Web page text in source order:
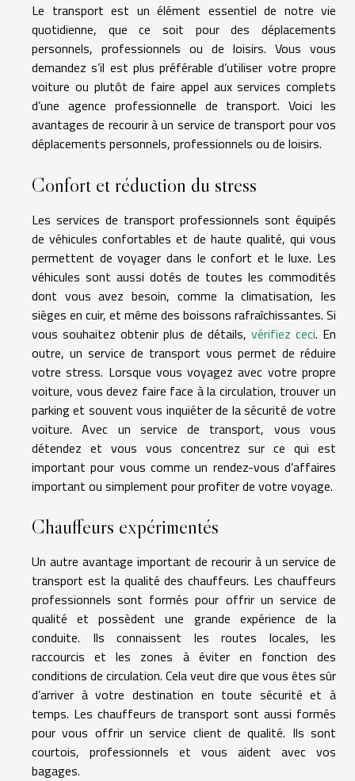
Le transport est un élément essentiel de notre vie
quotidienne, que ce soit pour des déplacements
personnels, professionnels ou de loisirs. Vous vous
demandez s’il est plus préférable d’utiliser votre propre
voiture ou plutôt de faire appel aux services complets
d’une agence professionnelle de transport. Voici les
avantages de recourir à un service de transport pour vos
déplacements personnels, professionnels ou de loisirs.
Confort et réduction du stress
Les services de transport professionnels sont équipés
de véhicules confortables et de haute qualité, qui vous
permettent de voyager dans le confort et le luxe. Les
véhicules sont aussi dotés de toutes les commodités
dont vous avez besoin, comme la climatisation, les
sièges en cuir, et même des boissons rafraîchissantes. Si
vous souhaitez obtenir plus de détails, vérifiez ceci. En
outre, un service de transport vous permet de réduire
votre stress. Lorsque vous voyagez avec votre propre
voiture, vous devez faire face à la circulation, trouver un
parking et souvent vous inquiéter de la sécurité de votre
voiture. Avec un service de transport, vous vous
détendez et vous vous concentrez sur ce qui est
important pour vous comme un rendez-vous d’affaires
important ou simplement pour profiter de votre voyage.
Chauffeurs expérimentés
Un autre avantage important de recourir à un service de
transport est la qualité des chauffeurs. Les chauffeurs
professionnels sont formés pour offrir un service de
qualité et possèdent une grande expérience de la
conduite. Ils connaissent les routes locales, les
raccourcis et les zones à éviter en fonction des
conditions de circulation. Cela veut dire que vous êtes sûr
d’arriver à votre destination en toute sécurité et à
temps. Les chauffeurs de transport sont aussi formés
pour vous offrir un service client de qualité. Ils sont
courtois, professionnels et vous aident avec vos
bagages.